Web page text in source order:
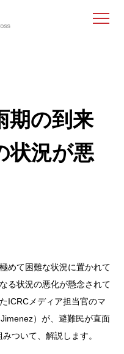
期の到来
状況が悪
めて困難な状況に置かれて
る状況の悪化が懸念されて
ICRCメディア担当官のマ
）が、避難民が直面
ついて、解説します。